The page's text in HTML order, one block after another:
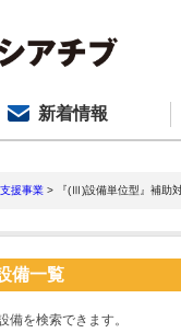
新着情報
援事業 > 『(Ⅲ)設備単位型』補助
備一覧
備を検索できます。